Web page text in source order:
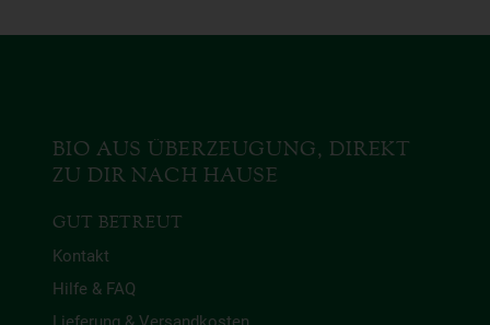
BIO AUS ÜBERZEUGUNG, DIREKT
ZU DIR NACH HAUSE
GUT BETREUT
Kontakt
Hilfe & FAQ